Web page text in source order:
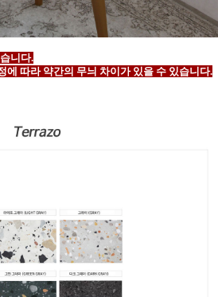
니다.
따라 약간의 무늬 차이가 있을 수 있습니다.